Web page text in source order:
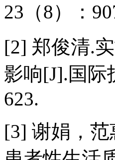
23（8）：
[2] 郑俊清.
影响[J].国际
623.
[3] 谢娟，